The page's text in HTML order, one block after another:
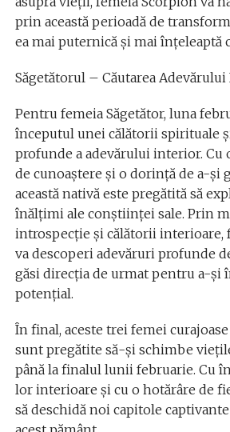
prin această perioadă de
ea mai puternică și mai înțeleaptă
Săgetătorul – Căutarea
Pentru femeia Săgetător, luna
începutul unei călătorii spirituale
profunde a adevărului interior. Cu
de cunoaștere și o dorință de a-și
această nativă este pregătită să
înălțimi ale conștiinței sale. Prin
introspecție și călătorii interioare,
va descoperi adevăruri profunde
găsi direcția de urmat pentru a-și
potențial.
În final, aceste trei femei
sunt pregătite să-și schimbe
până la finalul lunii februarie. Cu
lor interioare și cu o hotărâre de
să deschidă noi capitole